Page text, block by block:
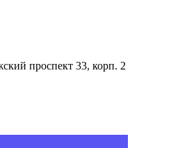
проспект 33, корп. 2